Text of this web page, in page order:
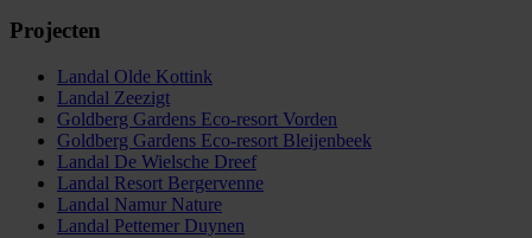
Projecten
Landal Olde Kottink
Landal Zeezigt
Goldberg Gardens Eco-resort Vorden
Goldberg Gardens Eco-resort Bleijenbeek
Landal De Wielsche Dreef
Landal Resort Bergervenne
Landal Namur Nature
Landal Pettemer Duynen